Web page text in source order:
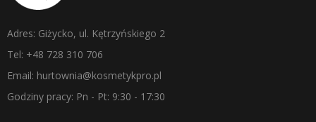
Adres: Giżycko, ul. Kętrzyńskiego 2
Tel: +48 728 310 706
Email: hurtownia@kosmetykpro.pl
Godziny pracy: Pn - Pt: 9:30 - 17:30